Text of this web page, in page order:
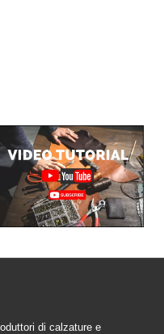
di calzature e